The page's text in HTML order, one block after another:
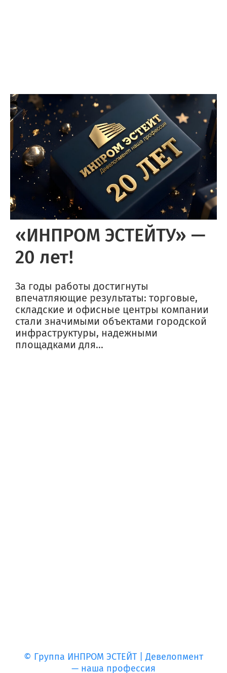
«ИНПРОМ ЭСТЕЙТУ» —
20 лет!
За годы работы достигнуты
впечатляющие результаты: торговые,
складские и офисные центры компании
стали значимыми объектами городской
инфраструктуры, надежными
площадками для...
© Группа ИНПРОМ ЭСТЕЙТ | Девелопмент
— наша профессия